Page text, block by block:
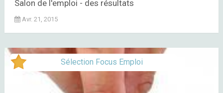
Salon de l'emploi - des résultats
Avr. 21, 2015
Sélection Focus Emploi